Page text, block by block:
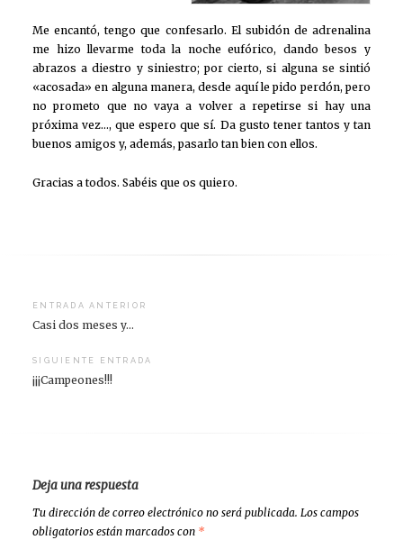
Me encantó, tengo que confesarlo. El subidón de adrenalina
me hizo llevarme toda la noche eufórico, dando besos y
abrazos a diestro y siniestro; por cierto, si alguna se sintió
«acosada» en alguna manera, desde aquí le pido perdón, pero
no prometo que no vaya a volver a repetirse si hay una
próxima vez…, que espero que sí. Da gusto tener tantos y tan
buenos amigos y, además, pasarlo tan bien con ellos.
Gracias a todos. Sabéis que os quiero.
Navegación
de
entradas
ENTRADA ANTERIOR
Casi dos meses y…
SIGUIENTE ENTRADA
¡¡¡Campeones!!!
Deja una respuesta
Tu dirección de correo electrónico no será publicada. Los campos
obligatorios están marcados con *